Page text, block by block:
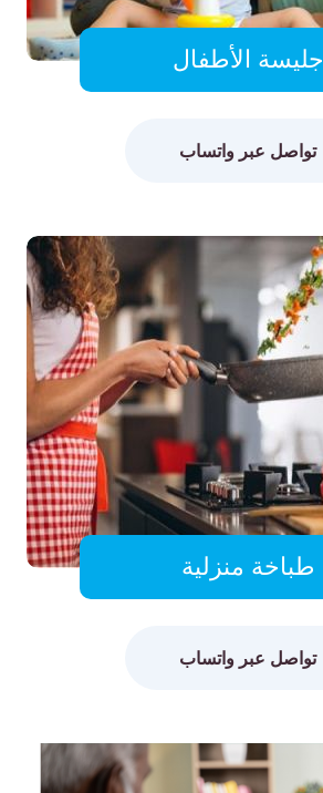
جليسة الأطفال
تواصل عبر واتساب
طباخة منزلية
تواصل عبر واتساب